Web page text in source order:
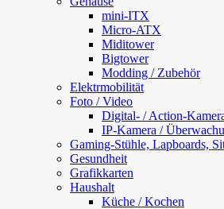
mini-ITX
Micro-ATX
Miditower
Bigtower
Modding / Zubehör
Elektrmobilität
Foto / Video
Digital- / Action-
IP-Kamera /
Gaming-Stühle, Lapboards,
Gesundheit
Grafikkarten
Haushalt
Küche / Kochen